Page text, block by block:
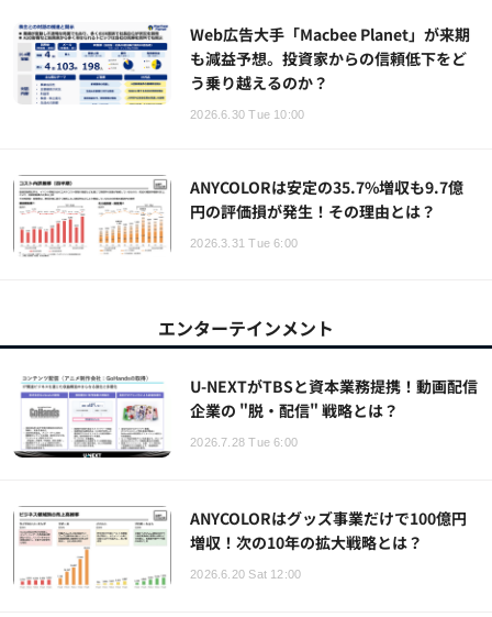
Web広告大手「Macbee Planet」が来期
も減益予想。投資家からの信頼低下をど
う乗り越えるのか？
2026.6.30 Tue 10:00
ANYCOLORは安定の35.7%増収も9.7億
円の評価損が発生！その理由とは？
2026.3.31 Tue 6:00
エンターテインメント
U-NEXTがTBSと資本業務提携！動画配信
企業の "脱・配信" 戦略とは？
2026.7.28 Tue 6:00
ANYCOLORはグッズ事業だけで100億円
増収！次の10年の拡大戦略とは？
2026.6.20 Sat 12:00